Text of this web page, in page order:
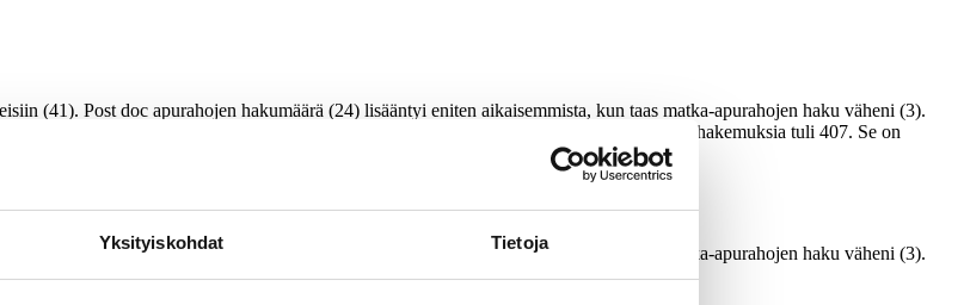
Yksityiskohdat Tietoja
(41). Post doc apurahojen hakumäärä (24) lisääntyi eniten aikaisemmista, kun taas matka-apurahojen haku väheni (3).
tuli 243 hakemusta (päätökset niistä tehtiin kesäkuussa), niin yhteensä tänä vuonna hakemuksia tuli 407. Se on
(41). Post doc apurahojen hakumäärä (24) lisääntyi eniten aikaisemmista, kun taas matka-apurahojen haku väheni (3).